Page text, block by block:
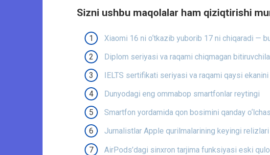
Sizni ushbu maqolalar ham qiziqtirishi
Xiaomi 16 ni o‘tkazib yuborib 17 ni chiqaradi —
Diplom seriyasi va raqami chiqmagan
IELTS sertifikati seriyasi va raqami qaysi
Dunyodagi eng ommabop smartfonlar reytingi
Smartfon yordamida qon bosimini qanday
Jurnalistlar Apple qurilmalarining keyingi relizlari
AirPods’dagi sinxron tarjima funksiyasi eski